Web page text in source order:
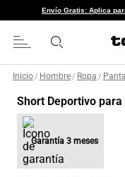
Envío Gratis: Aplica
Inicio / Hombre / Ropa /
Short Deportivo
Garantía 3 meses